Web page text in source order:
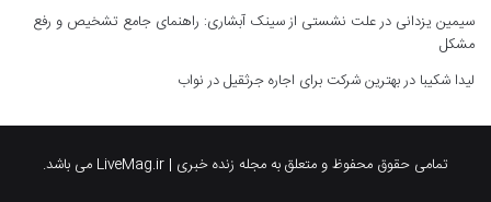
سیمین یزدانی درعلت نشستی از سینک آبشاری: راهنمای جامع تشخیص و رفع
مشکل
لیدا شکیبا دربهترین شرکت برای اجاره جرثقیل در نواب
تمامی حقوق محفوظ و متعلق به مجله زنده خبری | LiveMag.ir می باشد.